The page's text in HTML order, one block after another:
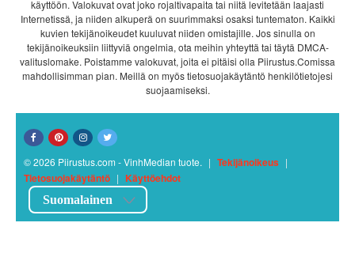
käyttöön. Valokuvat ovat joko rojaltivapaita tai niitä levitetään laajasti
Internetissä, ja niiden alkuperä on suurimmaksi osaksi tuntematon. Kaikki
kuvien tekijänoikeudet kuuluvat niiden omistajille. Jos sinulla on
tekijänoikeuksiin liittyviä ongelmia, ota meihin yhteyttä tai täytä DMCA-
valituslomake. Poistamme valokuvat, joita ei pitäisi olla Piirustus.Comissa
mahdollisimman pian. Meillä on myös tietosuojakäytäntö henkilötietojesi
suojaamiseksi.
© 2026 Piirustus.com - VinhMedian tuote. | Tekijänoikeus |
Tietosuojakäytäntö | Käyttöehdot
Suomalainen